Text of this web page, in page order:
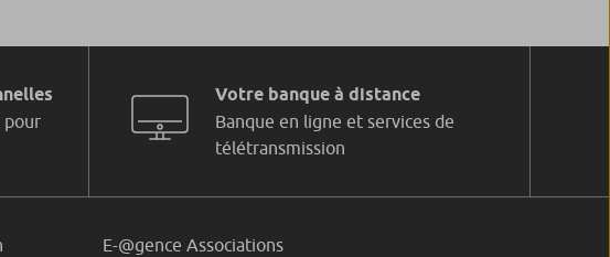
pour
Votre banque à distance
Banque en ligne et services de
télétransmission
E-@gence Associations